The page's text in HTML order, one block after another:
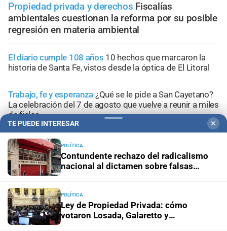
Propiedad privada y derechos Fiscalías
ambientales cuestionan la reforma por su posible
regresión en materia ambiental
El diario cumple 108 años 10 hechos que marcaron la
historia de Santa Fe, vistos desde la óptica de El Litoral
Trabajo, fe y esperanza ¿Qué se le pide a San Cayetano?
La celebración del 7 de agosto que vuelve a reunir a miles
de fieles
Panorama astrológico
2026
EfeméridesDía Internacional de la Cerveza: por qué se
celebra cada 7 agosto y cuál es el curioso origen de la
festividad
TE PUEDE INTERESAR ✕
POLÍTICA
Contundente rechazo del radicalismo
nacional al dictamen sobre falsas
POLÍTICA
Ley de Propiedad Privada: cómo
votaron Losada, Galaretto y